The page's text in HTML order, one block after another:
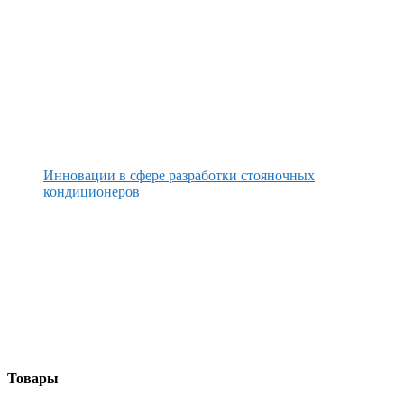
Инновации в сфере разработки стояночных
кондиционеров
Товары